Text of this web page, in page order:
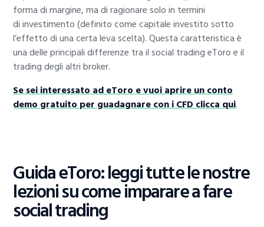
forma di margine, ma di ragionare solo in termini
di investimento (definito come capitale investito sotto
l’effetto di una certa leva scelta). Questa caratteristica è
una delle principali differenze tra il social trading eToro e il
trading degli altri broker.
Se sei interessato ad eToro e vuoi aprire un conto
demo gratuito per guadagnare con i CFD clicca qui.
Guida eToro: leggi tutte le nostre
lezioni su come imparare a fare
social trading